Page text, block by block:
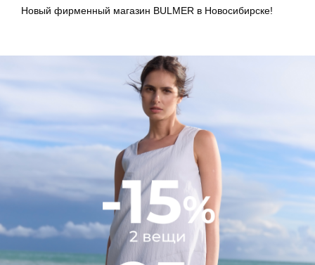
Новый фирменный магазин BULMER в Новосибирске!